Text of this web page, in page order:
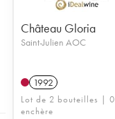
Château Gloria
Saint-Julien AOC
1992
Lot de 2 bouteilles | 0
enchère